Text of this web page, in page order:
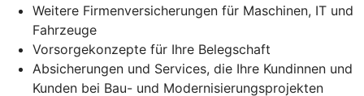
Weitere Firmenversicherungen für Maschinen, IT und
Fahrzeuge
Vorsorgekonzepte für Ihre Belegschaft
Absicherungen und Services, die Ihre Kundinnen und
Kunden bei Bau- und Modernisierungsprojekten